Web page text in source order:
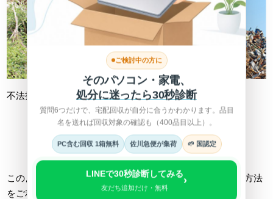
不法投棄 不適切処理
詳しくは総務省HPへ >
このようなトラブルに巻き込まれない為にも、正しい回収方法
をご利用ください。
ご検討中の方に
そのパソコン・家電、
処分に迷ったら30秒診断
質問6つだけで、宅配回収が自分に合うかわかります。品目
名を送れば回収対象の確認も（400品目以上）。
PC含む回収 1箱無料 佐川急便が集荷 🌱 国認定
LINEで30秒診断してみる
友だち追加だけ・無料
›